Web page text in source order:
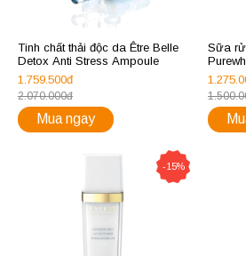
Tinh chất thải độc da Être Belle
Detox Anti Stress Ampoule
1.759.500đ
2.070.000đ
Mua ngay
Sữa
-15%